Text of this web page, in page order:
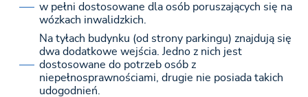
w pełni dostosowane dla osób poruszających się na
wózkach inwalidzkich.
Na tyłach budynku (od strony parkingu) znajdują się
dwa dodatkowe wejścia. Jedno z nich jest
dostosowane do potrzeb osób z
niepełnosprawnościami, drugie nie posiada takich
udogodnień.